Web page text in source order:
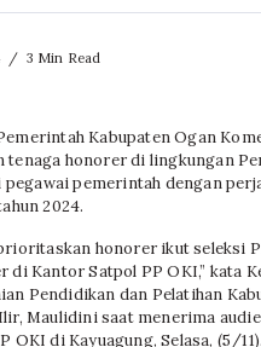
3 Min Read
Kabupaten Ogan
honorer di lingkungan
pemerintah dengan
2024.
honorer ikut seleksi
di Kantor Satpol PP OKI,” kata
Pendidikan dan Pelatihan
Maulidini saat menerima
OKI di Kayuagung, Selasa, (5/11).